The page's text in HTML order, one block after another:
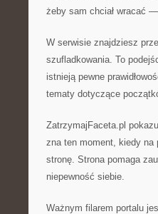
żeby sam chciał wracać
W serwisie znajdziesz
szufladkowania. To
istnieją pewne
tematy dotyczące
ZatrzymajFaceta.pl
zna ten moment, kiedy
stronę. Strona pomaga
niepewność siebie.
Ważnym filarem portalu